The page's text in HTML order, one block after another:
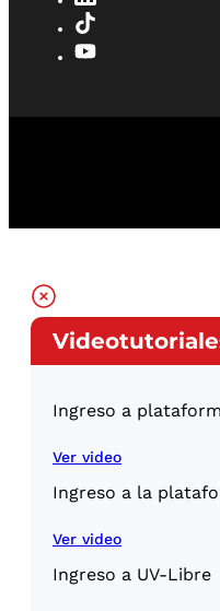
Ingreso a
Ver video
Ingreso a la
Ver video
Ingreso a UV-Libre